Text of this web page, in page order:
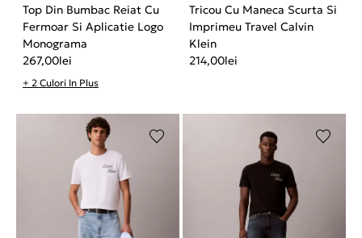
Top Din Bumbac Reiat Cu
Fermoar Si Aplicatie Logo
Monograma
267,00lei
+ 2 Culori In Plus
Tricou Cu Maneca Scurta Si
Imprimeu Travel Calvin
Klein
214,00lei